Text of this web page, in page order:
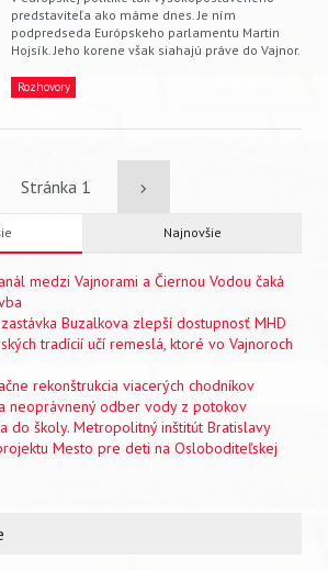
predstaviteľa ako máme dnes. Je ním
podpredseda Európskeho parlamentu Martin
Hojsík. Jeho korene však siahajú práve do Vajnor.
Rozhovory
Stránka 1 Ďalšia
strana
Najnovšie
medzi Vajnorami a Čiernou Vodou čaká
Buzalkova zlepší dostupnosť MHD
tradícií učí remeslá, ktoré vo Vajnoroch
rekonštrukcia viacerých chodníkov
neoprávnený odber vody z potokov
do školy. Metropolitný inštitút Bratislavy
Mesto pre deti na Osloboditeľskej